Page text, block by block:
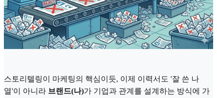
스토리텔링이 마케팅의 핵심이듯, 이제 이력서도 '잘 쓴 나
열'이 아니라 브랜드(나)가 기업과 관계를 설계하는 방식에 가